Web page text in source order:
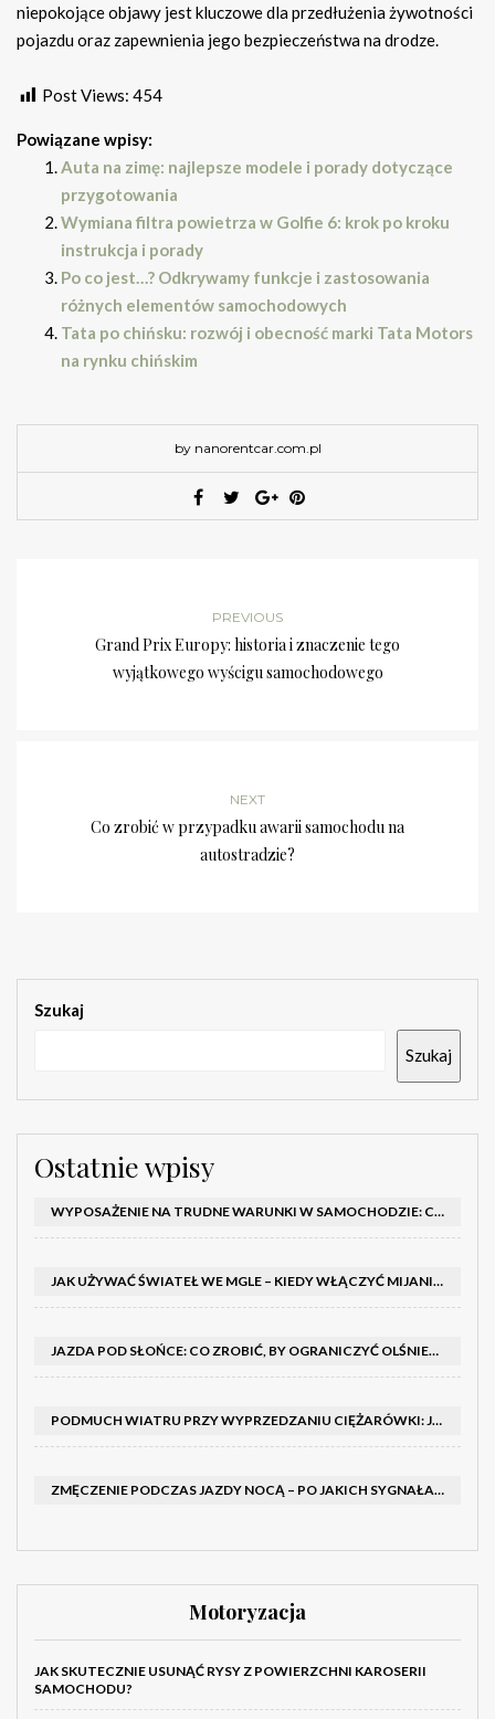
niepokojące objawy jest kluczowe dla przedłużenia żywotności
pojazdu oraz zapewnienia jego bezpieczeństwa na drodze.
Post Views: 454
Powiązane wpisy:
Auta na zimę: najlepsze modele i porady dotyczące
przygotowania
Wymiana filtra powietrza w Golfie 6: krok po kroku
instrukcja i porady
Po co jest…? Odkrywamy funkcje i zastosowania
różnych elementów samochodowych
Tata po chińsku: rozwój i obecność marki Tata Motors
na rynku chińskim
by nanorentcar.com.pl
PREVIOUS
Grand Prix Europy: historia i znaczenie tego
wyjątkowego wyścigu samochodowego
NEXT
Co zrobić w przypadku awarii samochodu na
autostradzie?
Szukaj
Szukaj
Ostatnie wpisy
WYPOSAŻENIE NA TRUDNE WARUNKI W SAMOCHODZIE: CO MIEĆ ZIMĄ, W TRASIE I NA WYPADEK AWARII
JAK UŻYWAĆ ŚWIATEŁ WE MGLE – KIEDY WŁĄCZYĆ MIJANIA I PRZECIWMGIELNE ORAZ CZEGO NIE ROBIĆ
JAZDA POD SŁOŃCE: CO ZROBIĆ, BY OGRANICZYĆ OLŚNIENIE I POPRAWIĆ WIDOCZNOŚĆ
PODMUCH WIATRU PRZY WYPRZEDZANIU CIĘŻARÓWKI: JAK UTRZYMAĆ TOR JAZDY I OPANOWAĆ AUTO
ZMĘCZENIE PODCZAS JAZDY NOCĄ – PO JAKICH SYGNAŁACH ROZPOZNAĆ SENNOŚĆ ZA KIEROWNICĄ I KIEDY ZROBIĆ PRZERWĘ
Motoryzacja
JAK SKUTECZNIE USUNĄĆ RYSY Z POWIERZCHNI KAROSERII
SAMOCHODU?